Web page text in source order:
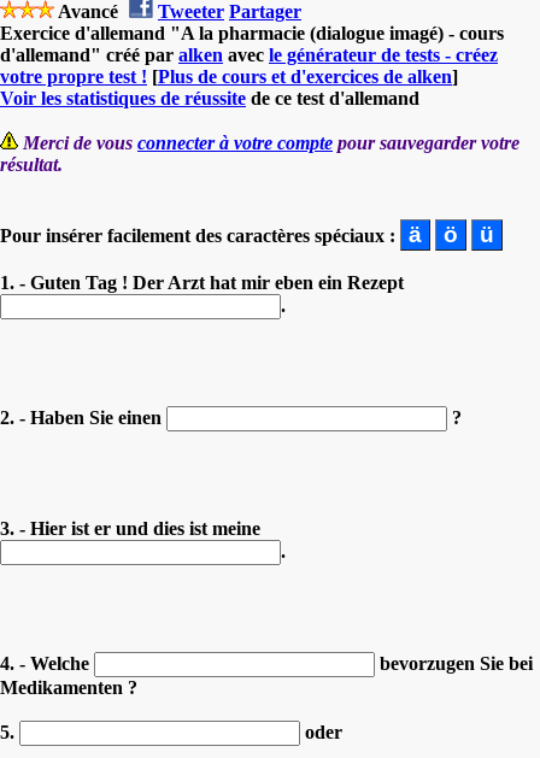
Avancé Tweeter Partager
Exercice d'allemand "A la pharmacie (dialogue imagé) - cours
d'allemand" créé par alken avec le générateur de tests - créez
votre propre test ! [Plus de cours et d'exercices de alken]
Voir les statistiques de réussite de ce test d'allemand
Merci de vous connecter à votre compte pour sauvegarder votre
résultat.
Pour insérer facilement des caractères spéciaux :
1. - Guten Tag ! Der Arzt hat mir eben ein Rezept
.
2. - Haben Sie einen ?
3. - Hier ist er und dies ist meine
.
4. - Welche
bevorzugen Sie bei
Medikamenten ?
5. oder